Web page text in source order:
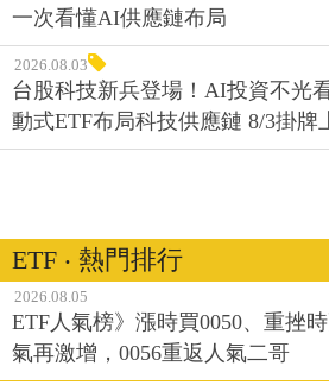
一次看懂AI供應鏈布局
2026.08.03
台股科技新兵登場！AI投資不光
動式ETF布局科技供應鏈 8/3掛牌
ETF ‧ 熱門排行
2026.08.05
ETF人氣榜》漲時買0050、重挫
氣再激增，0056重返人氣二哥